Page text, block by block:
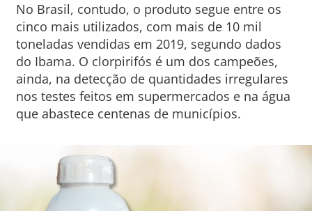
No Brasil, contudo, o produto segue entre os
cinco mais utilizados, com mais de 10 mil
toneladas vendidas em 2019, segundo dados
do Ibama. O clorpirifós é um dos campeões,
ainda, na detecção de quantidades irregulares
nos testes feitos em supermercados e na água
que abastece centenas de municípios.